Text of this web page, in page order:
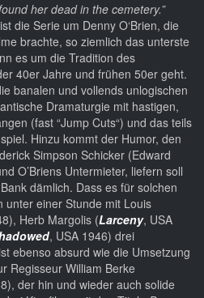
her dead in the cemetery.”
die Serie um Denny O‘Brien, die
brachte, so ziemlich das unterste
es um die Tradition des
40er Jahre und frühen 50er geht.
banalen und vollends unlogischen
Dramaturgie mit hastigen,
(fast “Jump Cuts“) und das teils
Hinzu kommt der Humor, den
Simpson Schicker (Edward
O’Briens Untermieter, liefern soll
dämlich. Dass es für solchen
unter einer Stunde mit Louis
Herb Margolis (Larceny, USA
, USA 1946) drei
ebenso absurd wie die Umsetzung
Regisseur William Berke
der hin und wieder auch solide